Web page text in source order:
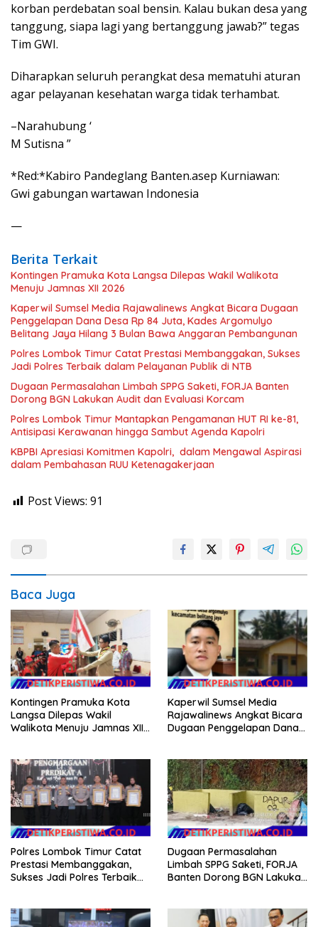
korban perdebatan soal bensin. Kalau bukan desa yang
tanggung, siapa lagi yang bertanggung jawab?” tegas
Tim GWI.
Diharapkan seluruh perangkat desa mematuhi aturan
agar pelayanan kesehatan warga tidak terhambat.
–Narahubung ‘
M Sutisna ”
*Red:*Kabiro Pandeglang Banten.asep Kurniawan:
Gwi gabungan wartawan Indonesia
—
Berita Terkait
Kontingen Pramuka Kota Langsa Dilepas Wakil Walikota
Menuju Jamnas XII 2026
Kaperwil Sumsel Media Rajawalinews Angkat Bicara Dugaan
Penggelapan Dana Desa Rp 84 Juta, Kades Argomulyo
Belitang Jaya Hilang 3 Bulan Bawa Anggaran Pembangunan
Polres Lombok Timur Catat Prestasi Membanggakan, Sukses
Jadi Polres Terbaik dalam Pelayanan Publik di NTB
Dugaan Permasalahan Limbah SPPG Saketi, FORJA Banten
Dorong BGN Lakukan Audit dan Evaluasi Korcam
Polres Lombok Timur Mantapkan Pengamanan HUT RI ke-81,
Antisipasi Kerawanan hingga Sambut Agenda Kapolri
KBPBI Apresiasi Komitmen Kapolri, dalam Mengawal Aspirasi
dalam Pembahasan RUU Ketenagakerjaan
Post Views: 91
Baca Juga
Kontingen Pramuka Kota
Langsa Dilepas Wakil
Walikota Menuju Jamnas XII
Kaperwil Sumsel Media
Rajawalinews Angkat Bicara
Dugaan Penggelapan Dana
Hilang 3 Bulan Bawa
Anggaran Pembangunan
Polres Lombok Timur Catat
Prestasi Membanggakan,
Sukses Jadi Polres Terbaik
Dugaan Permasalahan
Limbah SPPG Saketi, FORJA
Banten Dorong BGN Lakukan